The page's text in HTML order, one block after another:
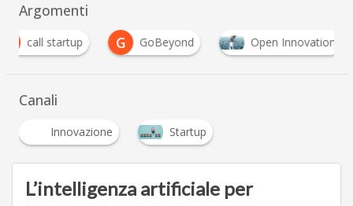
Argomenti
call startup G GoBeyond Open Innovation
Canali
Innovazione Startup
L’intelligenza artificiale per